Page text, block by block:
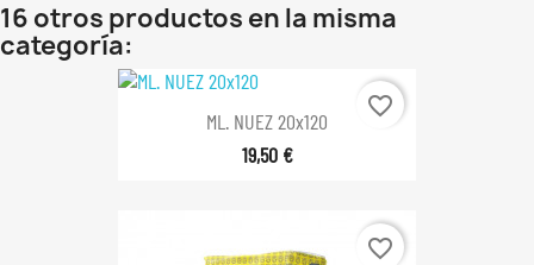
16 otros productos en la misma
categoría:
ML. NUEZ 20x120
19,50 €
favorite_border
favorite_border